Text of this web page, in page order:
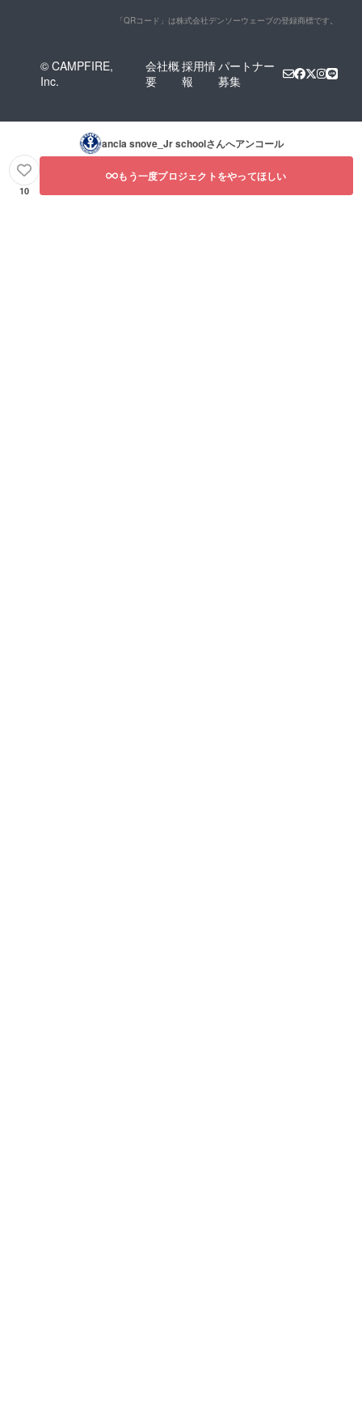
「QRコード」は株式会社デンソーウェーブの登録商標です。
© CAMPFIRE,
Inc.
会社概
要
採用情
報
パートナー
募集
ancla snove_Jr schoolさんへアンコール
10
もう一度プロジェクトをやってほしい